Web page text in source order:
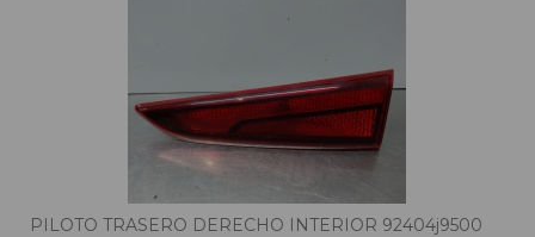
PILOTO TRASERO DERECHO INTERIOR 92404j9500